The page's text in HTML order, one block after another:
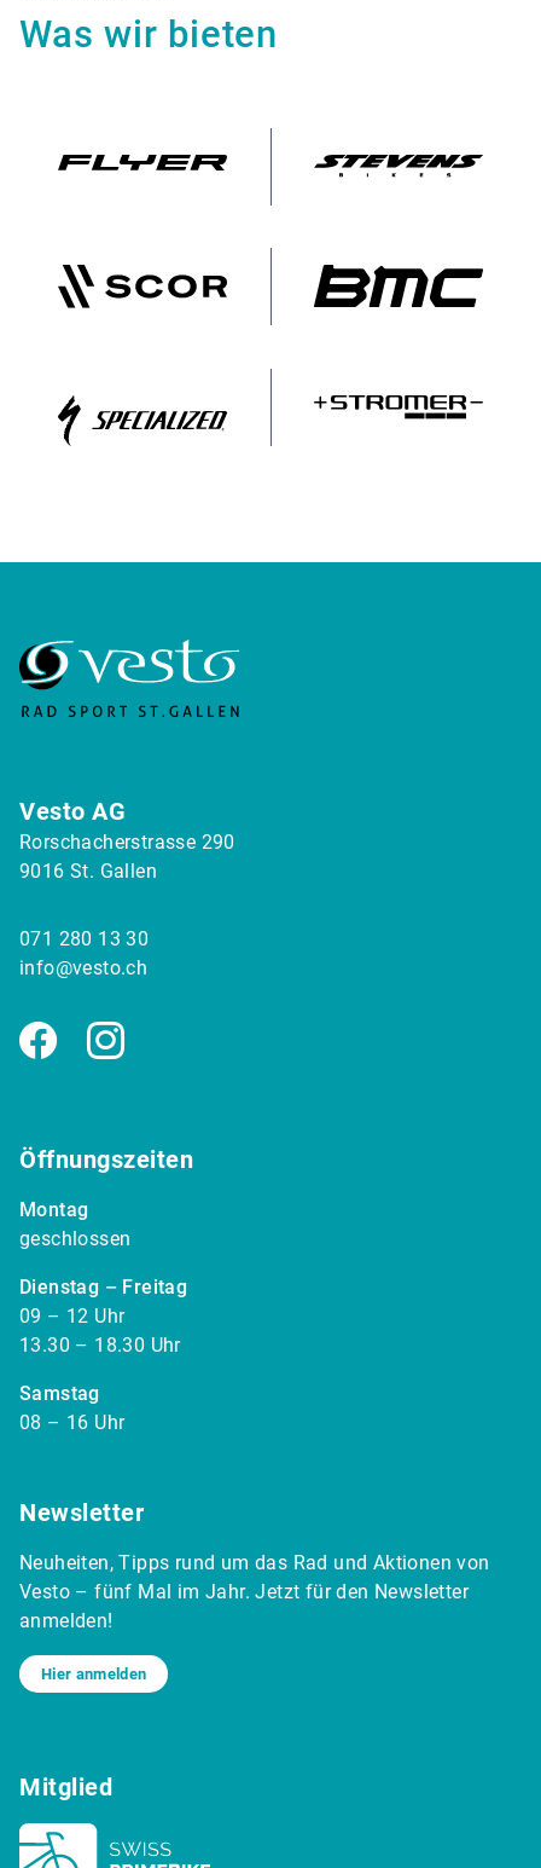
Was wir bieten
Flyer
Scor MTB BMC
Specialized
Vesto AG
Rorschacherstrasse 290
9016 St. Gallen
071 280 13 30
info@vesto.ch
FacebookInstagram
Öffnungszeiten
Montag
geschlossen
Dienstag – Freitag
09 – 12 Uhr
13.30 – 18.30 Uhr
Samstag
08 – 16 Uhr
Newsletter
Neuheiten, Tipps rund um das Rad und Aktionen von
Vesto – fünf Mal im Jahr. Jetzt für den Newsletter
anmelden!
Hier anmelden
Mitglied